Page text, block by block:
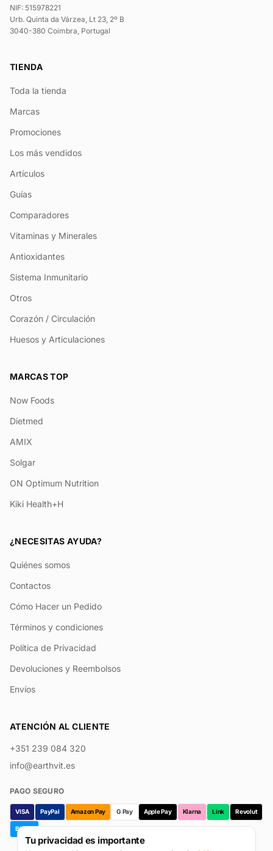
Tu privacidad es importante
NIF: 515978221
Urb. Quinta da Várzea, Lt 23, 2º B
3040-380 Coimbra, Portugal
TIENDA
Toda la tienda
Marcas
Promociones
Los más vendidos
Artículos
Guías
Comparadores
Vitaminas y Minerales
Antioxidantes
Sistema Inmunitario
Otros
Corazón / Circulación
Huesos y Articulaciones
MARCAS TOP
Now Foods
Dietmed
AMIX
Solgar
ON Optimum Nutrition
Kiki Health+H
¿NECESITAS AYUDA?
Quiénes somos
Contactos
Cómo Hacer un Pedido
Términos y condiciones
Política de Privacidad
Devoluciones y Reembolsos
Envíos
ATENCIÓN AL CLIENTE
+351 239 084 320
info@earthvit.es
PAGO SEGURO
VISA PayPal Amazon Pay G Pay Apple Pay Klarna Link Revolut
Bizum